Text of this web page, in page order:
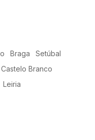
Braga
Setúbal
Castelo Branco
Leiria